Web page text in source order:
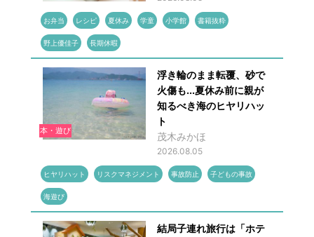
お弁当 レシピ 夏休み 学童 小学館 書籍抜粋
野上優佳子 長期休暇
本・遊び
浮き輪のまま転覆、砂で
火傷も...夏休み前に親が
知るべき海のヒヤリハッ
ト
茂木みかほ
2026.08.05
ヒヤリハット リスクマネジメント 事故防止 子どもの事故
海遊び
結局子連れ旅行は「ホテ